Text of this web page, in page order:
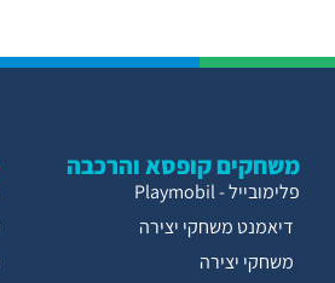
משחקים קופסא והרכבה
פלימובייל - Playmobil
דיאמנט משחקי יצירה
משחקי יצירה